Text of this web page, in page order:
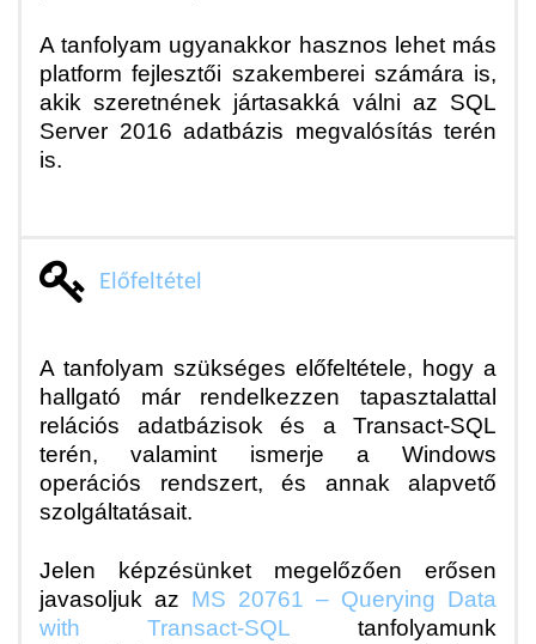
A tanfolyam ugyanakkor hasznos lehet más
platform fejlesztői szakemberei számára is,
akik szeretnének jártasakká válni az SQL
Server 2016 adatbázis megvalósítás terén
is.
Előfeltétel
A tanfolyam szükséges előfeltétele, hogy a
hallgató már rendelkezzen tapasztalattal
relációs adatbázisok és a Transact-SQL
terén, valamint ismerje a Windows
operációs rendszert, és annak alapvető
szolgáltatásait.
Jelen képzésünket megelőzően erősen
javasoljuk az MS 20761 – Querying Data
with Transact-SQL tanfolyamunk